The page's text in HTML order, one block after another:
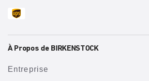
À Propos de BIRKENSTOCK
Entreprise